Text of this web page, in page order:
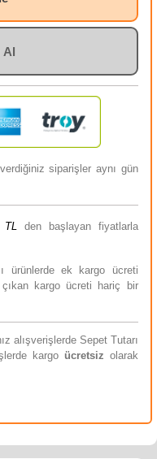
Al
siparişler aynı gün
TL den başlayan fiyatlarla
ürünlerde ek kargo ücreti
kargo ücreti hariç bir
alışverişlerde Sepet Tutarı
kargo ücretsiz olarak